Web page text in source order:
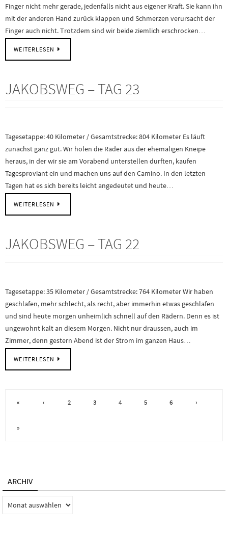
Finger nicht mehr gerade, jedenfalls nicht aus eigener Kraft. Sie kann ihn
mit der anderen Hand zurück klappen und Schmerzen verursacht der
Finger auch nicht. Trotzdem sind wir beide ziemlich erschrocken…
WEITERLESEN
JAKOBSWEG – TAG 23
Tagesetappe: 40 Kilometer / Gesamtstrecke: 804 Kilometer Es läuft
zunächst ganz gut. Wir holen die Räder aus der ehemaligen Kneipe
heraus, in der wir sie am Vorabend unterstellen durften, kaufen
Tagesproviant ein und machen uns auf den Camino. In den letzten
Tagen hat es sich bereits leicht angedeutet und heute…
WEITERLESEN
JAKOBSWEG – TAG 22
Tagesetappe: 35 Kilometer / Gesamtstrecke: 764 Kilometer Wir haben
geschlafen, mehr schlecht, als recht, aber immerhin etwas geschlafen
und sind heute morgen unheimlich schnell auf den Rädern. Denn es ist
ungewohnt kalt an diesem Morgen. Nicht nur draussen, auch im
Zimmer, denn gestern Abend ist der Strom im ganzen Haus…
WEITERLESEN
« ‹ 2 3 4 5 6 ›
»
ARCHIV
Archiv